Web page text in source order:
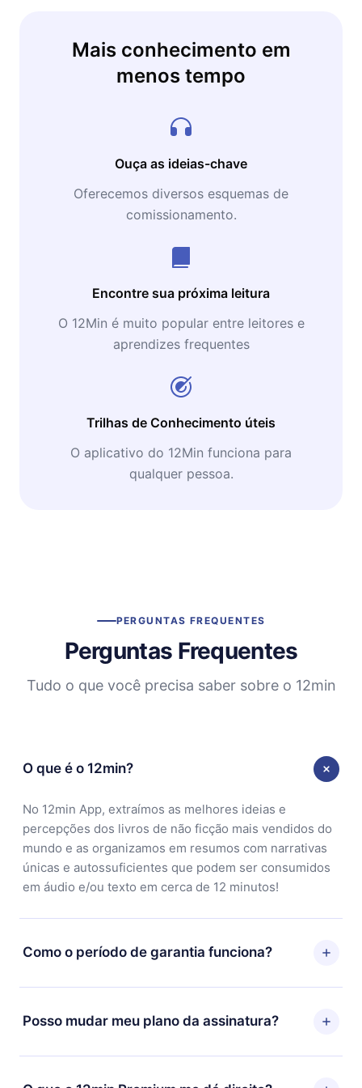
Mais conhecimento em
menos tempo
Ouça as ideias-chave
Oferecemos diversos esquemas de
comissionamento.
Encontre sua próxima leitura
O 12Min é muito popular entre leitores e
aprendizes frequentes
Trilhas de Conhecimento úteis
O aplicativo do 12Min funciona para
qualquer pessoa.
PERGUNTAS FREQUENTES
Perguntas Frequentes
Tudo o que você precisa saber sobre o 12min
O que é o 12min?
No 12min App, extraímos as melhores ideias e
percepções dos livros de não ficção mais vendidos do
mundo e as organizamos em resumos com narrativas
únicas e autossuficientes que podem ser consumidos
em áudio e/ou texto em cerca de 12 minutos!
Como o período de garantia funciona?
Você pode baixar nosso aplicativo e começar a
aproveitar nossa biblioteca. Se por algum motivo não
ficar satisfeito com nossa plataforma, basta entrar em
Posso mudar meu plano da assinatura?
Sim, mas a mudança só se aplicará a partir do próximo
período de cobrança. Por exemplo, se você decidiu